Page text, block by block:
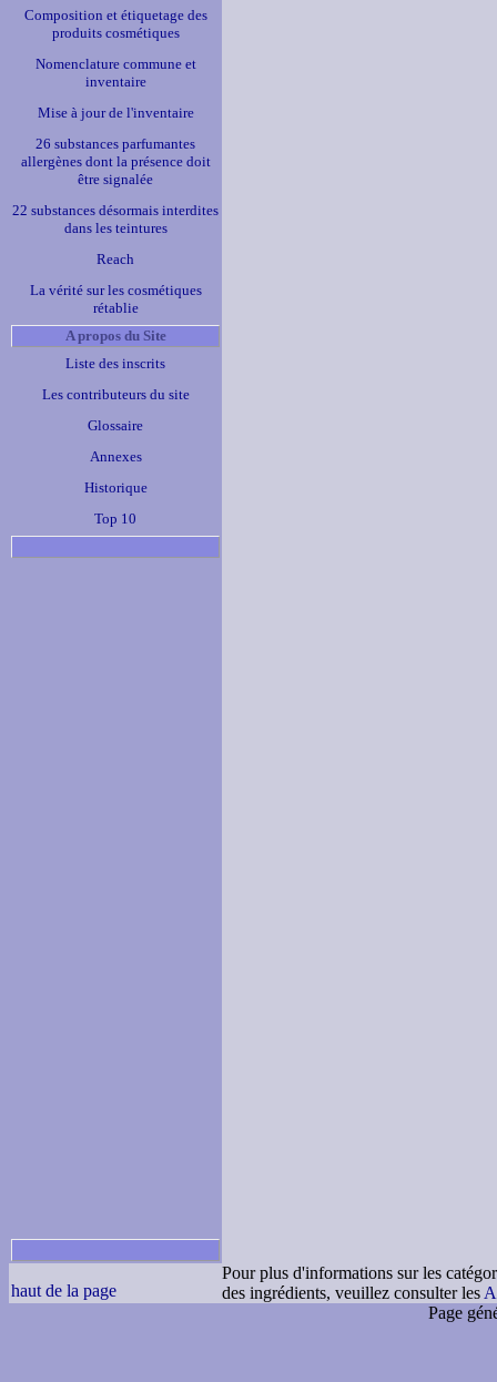
Composition et étiquetage des
produits cosmétiques
Nomenclature commune et
inventaire
Mise à jour de l'inventaire
26 substances parfumantes
allergènes dont la présence doit
être signalée
22 substances désormais interdites
dans les teintures
Reach
La vérité sur les cosmétiques
rétablie
A propos du Site
Liste des inscrits
Les contributeurs du site
Glossaire
Annexes
Historique
Top 10
haut de la page
Pour plus d'informations sur les
des ingrédients, veuillez consulter les
Page